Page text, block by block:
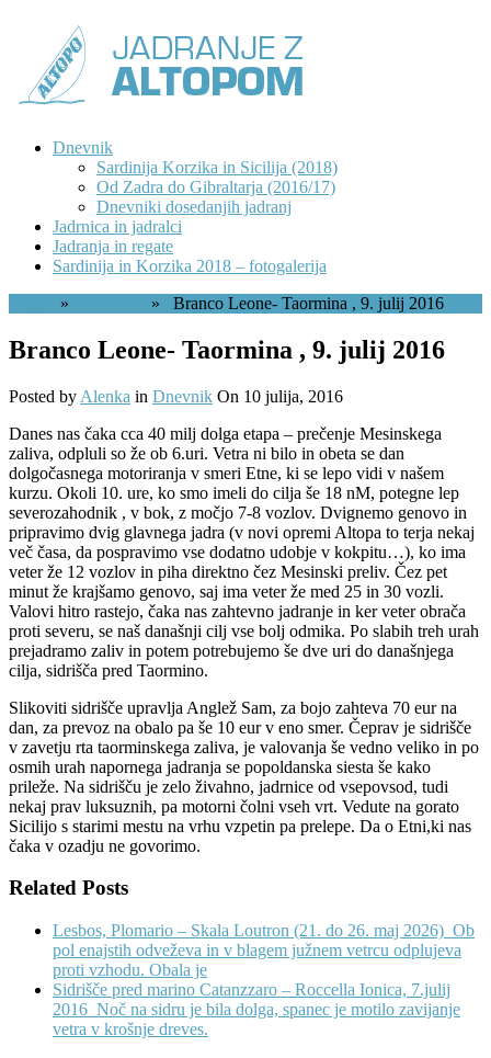
Dnevnik
Sardinija Korzika in Sicilija (2018)
Od Zadra do Gibraltarja (2016/17)
Dnevniki dosedanjih jadranj
Jadrnica in jadralci
Jadranja in regate
Sardinija in Korzika 2018 – fotogalerija
» » Branco Leone- Taormina , 9. julij 2016
Branco Leone- Taormina , 9. julij 2016
Posted by Alenka in Dnevnik On 10 julija, 2016
Danes nas čaka cca 40 milj dolga etapa – prečenje Mesinskega
zaliva, odpluli so že ob 6.uri. Vetra ni bilo in obeta se dan
dolgočasnega motoriranja v smeri Etne, ki se lepo vidi v našem
kurzu. Okoli 10. ure, ko smo imeli do cilja še 18 nM, potegne lep
severozahodnik , v bok, z močjo 7-8 vozlov. Dvignemo genovo in
pripravimo dvig glavnega jadra (v novi opremi Altopa to terja nekaj
več časa, da pospravimo vse dodatno udobje v kokpitu…), ko ima
veter že 12 vozlov in piha direktno čez Mesinski preliv. Čez pet
minut že krajšamo genovo, saj ima veter že med 25 in 30 vozli.
Valovi hitro rastejo, čaka nas zahtevno jadranje in ker veter obrača
proti severu, se naš današnji cilj vse bolj odmika. Po slabih treh urah
prejadramo zaliv in potem potrebujemo še dve uri do današnjega
cilja, sidrišča pred Taormino.
Slikoviti sidrišče upravlja Anglež Sam, za bojo zahteva 70 eur na
dan, za prevoz na obalo pa še 10 eur v eno smer. Čeprav je sidrišče
v zavetju rta taorminskega zaliva, je valovanja še vedno veliko in po
osmih urah napornega jadranja se popoldanska siesta še kako
prileže. Na sidrišču je zelo živahno, jadrnice od vsepovsod, tudi
nekaj prav luksuznih, pa motorni čolni vseh vrt. Vedute na gorato
Sicilijo s starimi mestu na vrhu vzpetin pa prelepe. Da o Etni,ki nas
čaka v ozadju ne govorimo.
Related Posts
Lesbos, Plomario – Skala Loutron (21. do 26. maj 2026) Ob
pol enajstih odveževa in v blagem južnem vetrcu odplujeva
proti vzhodu. Obala je
Sidrišče pred marino Catanzzaro – Roccella Ionica, 7.julij
2016 Noč na sidru je bila dolga, spanec je motilo zavijanje
vetra v krošnje dreves.